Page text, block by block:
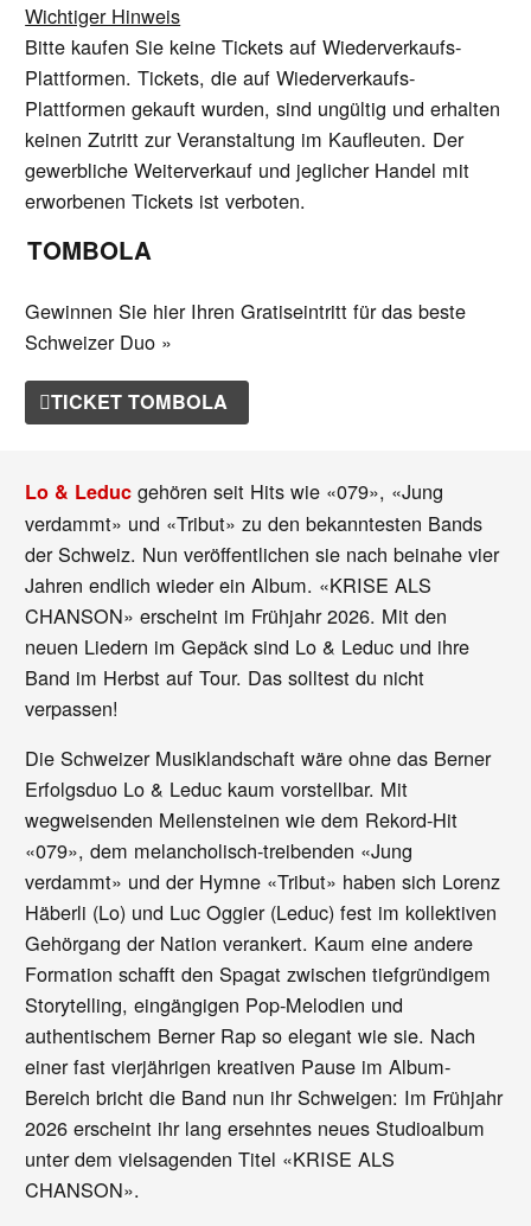
Wichtiger Hinweis
Bitte kaufen Sie keine Tickets auf Wiederverkaufs-
Plattformen. Tickets, die auf Wiederverkaufs-
Plattformen gekauft wurden, sind ungültig und erhalten
keinen Zutritt zur Veranstaltung im Kaufleuten. Der
gewerbliche Weiterverkauf und jeglicher Handel mit
erworbenen Tickets ist verboten.
TOMBOLA
Gewinnen Sie hier Ihren Gratiseintritt für das beste
Schweizer Duo »
TICKET TOMBOLA
Lo & Leduc gehören seit Hits wie «079», «Jung
verdammt» und «Tribut» zu den bekanntesten Bands
der Schweiz. Nun veröffentlichen sie nach beinahe vier
Jahren endlich wieder ein Album. «KRISE ALS
CHANSON» erscheint im Frühjahr 2026. Mit den
neuen Liedern im Gepäck sind Lo & Leduc und ihre
Band im Herbst auf Tour. Das solltest du nicht
verpassen!
Die Schweizer Musiklandschaft wäre ohne das Berner
Erfolgsduo Lo & Leduc kaum vorstellbar. Mit
wegweisenden Meilensteinen wie dem Rekord-Hit
«079», dem melancholisch-treibenden «Jung
verdammt» und der Hymne «Tribut» haben sich Lorenz
Häberli (Lo) und Luc Oggier (Leduc) fest im kollektiven
Gehörgang der Nation verankert. Kaum eine andere
Formation schafft den Spagat zwischen tiefgründigem
Storytelling, eingängigen Pop-Melodien und
authentischem Berner Rap so elegant wie sie. Nach
einer fast vierjährigen kreativen Pause im Album-
Bereich bricht die Band nun ihr Schweigen: Im Frühjahr
2026 erscheint ihr lang ersehntes neues Studioalbum
unter dem vielsagenden Titel «KRISE ALS
CHANSON».